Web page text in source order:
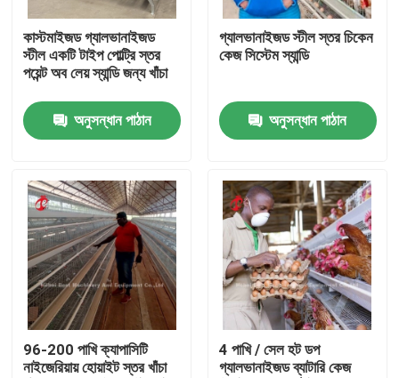
কারখানা ভ্রমণ
মান নিয়ন্ত্রণ
আমাদের সাথে যোগাযোগ করুন
খবর
উদ্ধৃতির জন্য আবেদন
পোল্ট্রি ব্যাটারি খাঁচা সিস্টেম
স্তর ব্যাটারি খাঁচা সিস্টেম
কাস্টমাইজড গ্যালভানাইজড
স্টীল একটি টাইপ পোল্ট্রি স্তর
পয়েন্ট অব লেয় স্যান্ডি জন্য খাঁচা
অনুসন্ধান পাঠান
গ্যালভানাইজড স্টীল স্তর চিকেন
কেজ সিস্টেম স্যান্ডি
অনুসন্ধান পাঠান
96-200 পাখি ক্যাপাসিটি
নাইজেরিয়ায় হোয়াইট স্তর খাঁচা
4 পাখি / সেল হট ডপ
গ্যালভানাইজড ব্যাটারি কেজ